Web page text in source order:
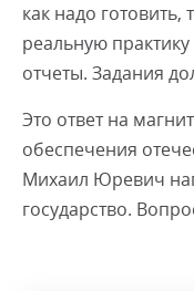
как надо
реальную
отчеты. Задания
Это ответ на
обеспечения
Михаил Юревич
государство.